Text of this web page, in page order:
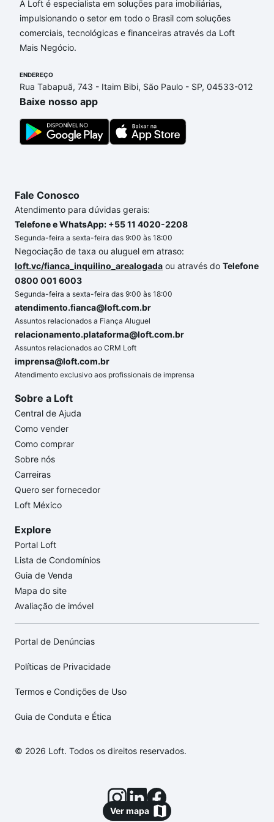
Ver mapa
Imóveis com 3 suites à venda em Jardim Quarto
Centenário, Campinas, SP que custam a partir de R$
0 e com nossas opções de financiamento imobiliário
as parcelas podem se adequar ao seu orçamento.
no processo de compra, veja em nosso portal
quanto custa comprar um apartamento e conte com
a gente para comprar o imóvel dos seus sonhos
com segurança e conforto. Loft, com você até as
chaves.
A Loft é especialista em soluções para imobiliárias,
impulsionando o setor em todo o Brasil com soluções
comerciais, tecnológicas e financeiras através da Loft
Mais Negócio.
ENDEREÇO
Rua Tabapuã, 743 - Itaim Bibi, São Paulo - SP, 04533-012
Baixe nosso app
Fale Conosco
Atendimento para dúvidas gerais:
Telefone e WhatsApp: +55 11 4020-2208
Segunda-feira a sexta-feira das 9:00 às 18:00
Negociação de taxa ou aluguel em atraso:
loft.vc/fianca_inquilino_arealogada ou através do Telefone
0800 001 6003
Segunda-feira a sexta-feira das 9:00 às 18:00
atendimento.fianca@loft.com.br
Assuntos relacionados a Fiança Aluguel
relacionamento.plataforma@loft.com.br
Assuntos relacionados ao CRM Loft
imprensa@loft.com.br
Atendimento exclusivo aos profissionais de imprensa
Sobre a Loft
Central de Ajuda
Como vender
Como comprar
Sobre nós
Carreiras
Quero ser fornecedor
Loft México
Explore
Portal Loft
Lista de Condomínios
Guia de Venda
Mapa do site
Avaliação de imóvel
Portal de Denúncias
Políticas de Privacidade
Termos e Condições de Uso
Guia de Conduta e Ética
© 2026 Loft. Todos os direitos reservados.